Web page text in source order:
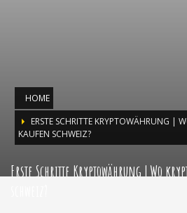
HOME
ERSTE SCHRITTE KRYPTOWÄHRUNG |
KAUFEN SCHWEIZ?
Erste Schritte Kryptowährung | Wo